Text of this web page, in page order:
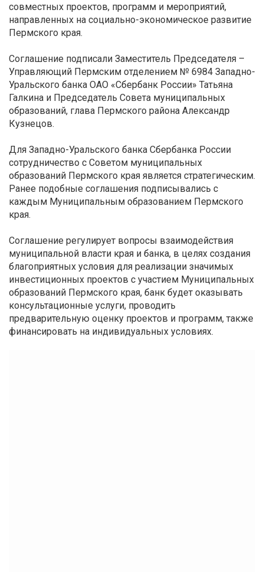
совместных проектов, программ и мероприятий,
направленных на социально-экономическое развитие
Пермского края.
Соглашение подписали Заместитель Председателя –
Управляющий Пермским отделением № 6984 Западно-
Уральского банка ОАО «Сбербанк России» Татьяна
Галкина и Председатель Совета муниципальных
образований, глава Пермского района Александр
Кузнецов.
Для Западно-Уральского банка Сбербанка России
сотрудничество с Советом муниципальных
образований Пермского края является стратегическим.
Ранее подобные соглашения подписывались с
каждым Муниципальным образованием Пермского
края.
Соглашение регулирует вопросы взаимодействия
муниципальной власти края и банка, в целях создания
благоприятных условия для реализации значимых
инвестиционных проектов с участием Муниципальных
образований Пермского края, банк будет оказывать
консультационные услуги, проводить
предварительную оценку проектов и программ, также
финансировать на индивидуальных условиях.